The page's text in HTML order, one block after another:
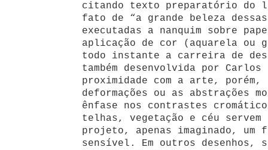
citando texto preparatório do
fato de “a grande beleza
executadas a nanquim sobre
aplicação de cor (aquarela ou
todo instante a carreira de
também desenvolvida por Carlos
proximidade com a arte, porém,
deformações ou as abstrações
ênfase nos contrastes
telhas, vegetação e céu
projeto, apenas imaginado, um
sensível. Em outros desenhos,